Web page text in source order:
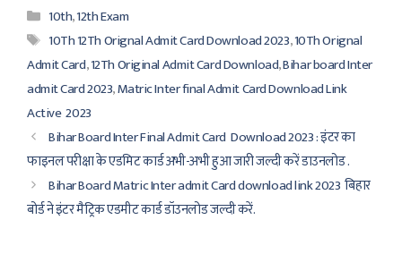
Categories
10th,12th Exam
Tags
10Th 12Th Orignal Admit Card Download 2023,10Th Orignal
Admit Card,12Th Original Admit Card Download,Bihar board Inter
admit Card 2023,Matric Inter final Admit Card Download Link
Active 2023
Bihar Board Inter Final Admit Card Download 2023 : इंटर का
फाइनल परीक्षा के एडमिट कार्ड अभी-अभी हुआ जारी जल्दी करें डाउनलोड .
Bihar Board Matric Inter admit Card download link 2023 बिहार
बोर्ड ने इंटर मैट्रिक एडमीट कार्ड डॉउनलोड जल्दी करें.